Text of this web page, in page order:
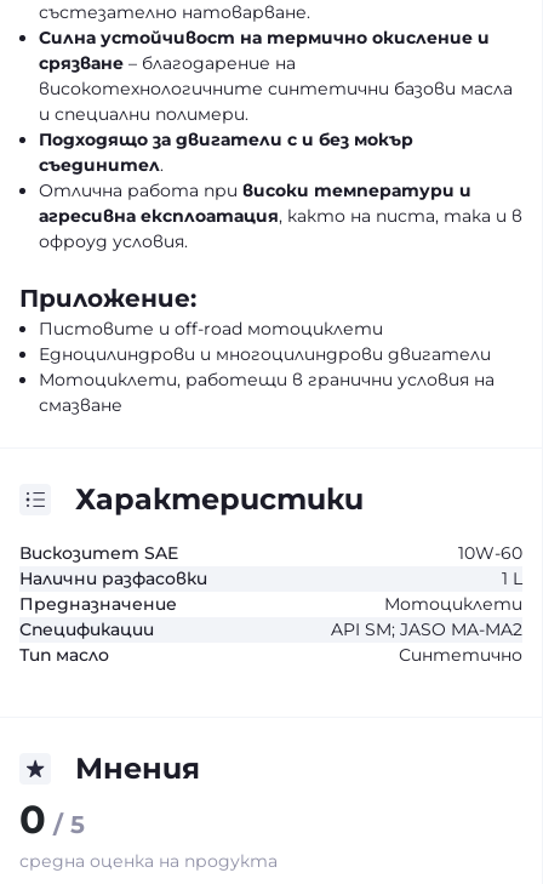
състезателно натоварване.
Силна устойчивост на термично окисление и
срязване – благодарение на
високотехнологичните синтетични базови масла
и специални полимери.
Подходящо за двигатели с и без мокър
съединител.
Отлична работа при високи температури и
агресивна експлоатация, както на писта, така и в
офроуд условия.
Приложение:
Пистовите и off-road мотоциклети
Едноцилиндрови и многоцилиндрови двигатели
Мотоциклети, работещи в гранични условия на
смазване
Характеристики
Вискозитет SAE
10W-60
Налични разфасовки
1 L
Предназначение
Мотоциклети
Спецификации
API SM; JASO MA-MA2
Тип масло
Синтетично
Мнения
0 / 5
средна оценка на продукта